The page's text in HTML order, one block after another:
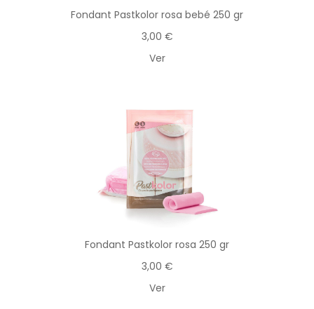
Fondant Pastkolor rosa bebé 250 gr
3,00 €
Ver
Fondant Pastkolor rosa 250 gr
3,00 €
Ver